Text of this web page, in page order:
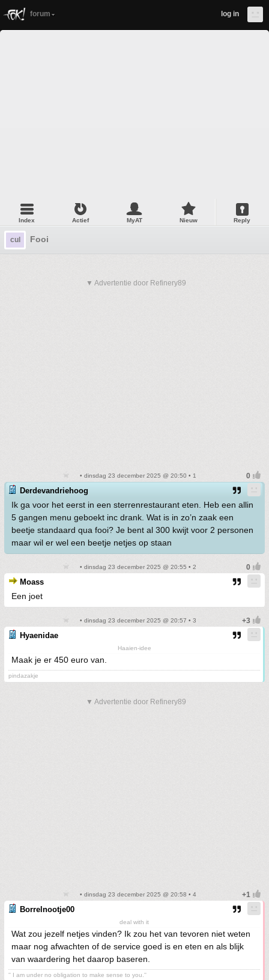
forum log in
Index Actief MyAT Nieuw Reply
cul Fooi
▼ Advertentie door Refinery89
• dinsdag 23 december 2025 @ 20:50 • 1
Derdevandriehoog
Ik ga voor het eerst in een sterrenrestaurant eten. Heb een allin
5 gangen menu geboekt inc drank. Wat is in zo’n zaak een
beetje standaard qua fooi? Je bent al 300 kwijt voor 2 personen
maar wil er wel een beetje netjes op staan
• dinsdag 23 december 2025 @ 20:55 • 2
Moass
Een joet
• dinsdag 23 december 2025 @ 20:57 • 3
Hyaenidae
Haaien-idee
Maak je er 450 euro van.
pindazakje
▼ Advertentie door Refinery89
• dinsdag 23 december 2025 @ 20:58 • 4
Borrelnootje00
deal with it
Wat zou jezelf netjes vinden? Ik zou het van tevoren niet weten
maar nog afwachten of de service goed is en eten en als blijk
van waardering het daarop baseren.
'' I am under no obligation to make sense to you.''